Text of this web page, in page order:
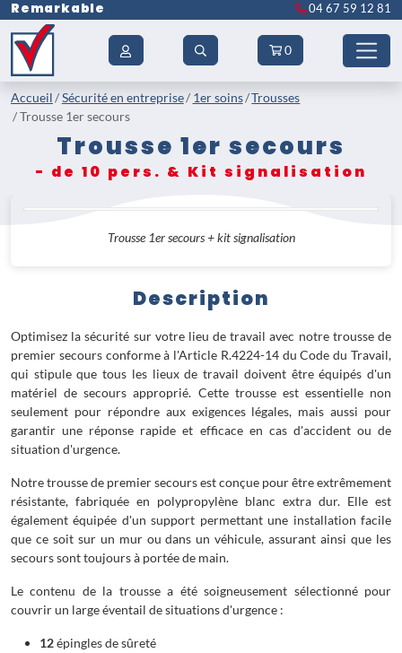
Remarkable 04 67 59 12 81
0
Accueil Sécurité en entreprise 1er soins Trousses
Trousse 1er secours
Trousse 1er secours
- de 10 pers. & Kit signalisation
Trousse 1er secours + kit signalisation
Description
Optimisez la sécurité sur votre lieu de travail avec notre trousse de
premier secours conforme à l'Article R.4224-14 du Code du Travail,
qui stipule que tous les lieux de travail doivent être équipés d'un
matériel de secours approprié. Cette trousse est essentielle non
seulement pour répondre aux exigences légales, mais aussi pour
garantir une réponse rapide et efficace en cas d'accident ou de
situation d'urgence.
Notre trousse de premier secours est conçue pour être extrêmement
résistante, fabriquée en polypropylène blanc extra dur. Elle est
également équipée d'un support permettant une installation facile
que ce soit sur un mur ou dans un véhicule, assurant ainsi que les
secours sont toujours à portée de main.
Le contenu de la trousse a été soigneusement sélectionné pour
couvrir un large éventail de situations d'urgence :
12épingles de sûreté